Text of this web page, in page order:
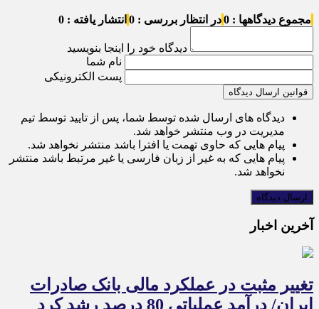
مجموع دیدگاهها : 0 در انتظار بررسی : 0 انتشار یافته : 0
دیدگاه خود را اینجا بنویسید
نام شما
پست الکترونیکی
قوانین ارسال دیدگاه
دیدگاه های ارسال شده توسط شما، پس از تایید توسط تیم
مدیریت در وب منتشر خواهد شد.
پیام هایی که حاوی تهمت یا افترا باشد منتشر نخواهد شد.
پیام هایی که به غیر از زبان فارسی یا غیر مرتبط باشد منتشر
نخواهد شد.
آخرین اخبار
تغییر مثبت در عملکرد مالی بانک صادرات
ایران/ درآمد عملیاتی 80 درصد رشد کرد